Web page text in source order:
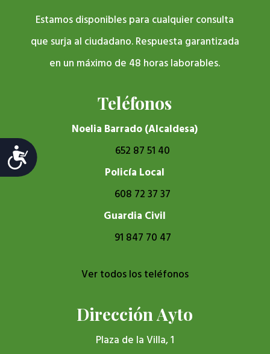
Accesibilidad
Estamos disponibles para cualquier consulta
que surja al ciudadano. Respuesta garantizada
en un máximo de 48 horas laborables.
Teléfonos
Noelia Barrado (Alcaldesa)
652 87 51 40
Policía Local
608 72 37 37
Guardia Civil
91 847 70 47
Ver todos los teléfonos
Dirección Ayto
Plaza de la Villa, 1